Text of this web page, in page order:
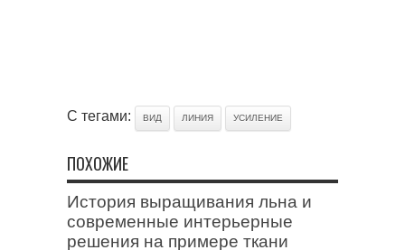
С тегами: ВИД ЛИНИЯ УСИЛЕНИЕ
ПОХОЖИЕ
История выращивания льна и
современные интерьерные
решения на примере ткани